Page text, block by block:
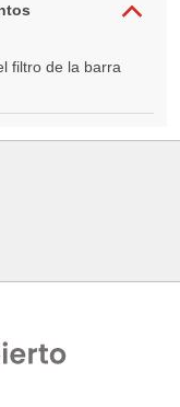
filtro de la barra